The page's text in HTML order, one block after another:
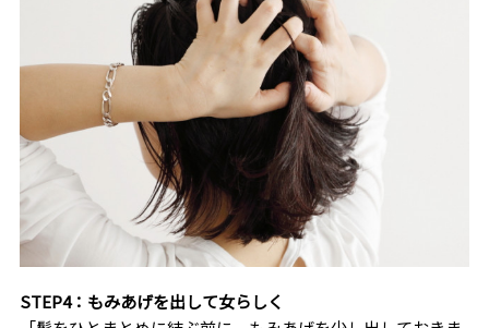
STEP4：もみあげを出して女らしく